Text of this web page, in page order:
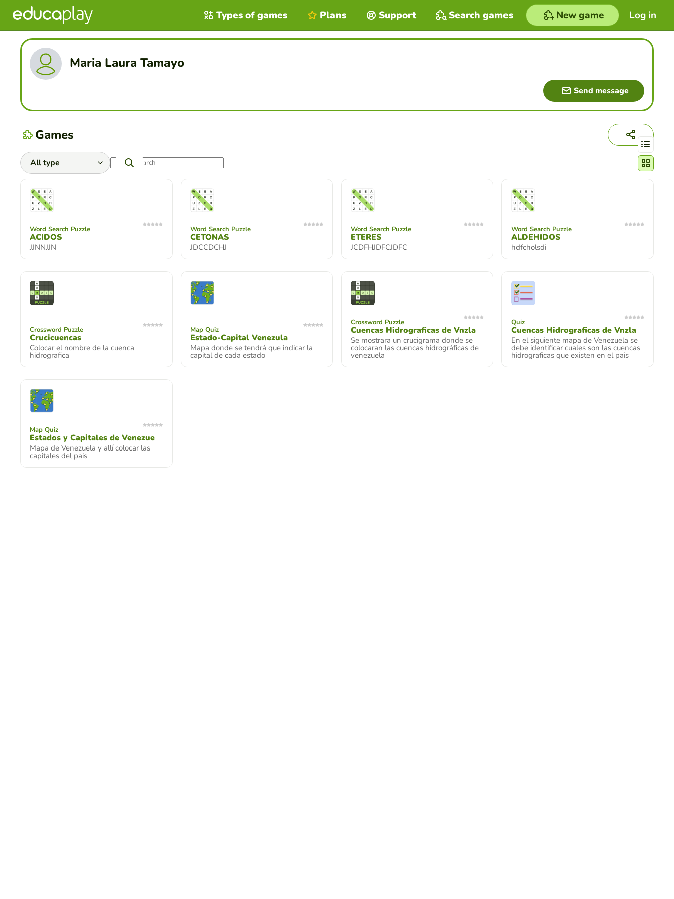
Log in
Types of games Plans Support Search games New game
Maria Laura Tamayo
Send message
Games Change
Word Search Puzzle
ACIDOS
JJNNJJN
Word Search Puzzle
CETONAS
JDCCDCHJ
Word Search Puzzle
ETERES
JCDFHJDFCJDFC
Word Search Puzzle
ALDEHIDOS
hdfcholsdi
Crossword Puzzle
Crucicuencas
Colocar el nombre de la cuenca
hidrografica
Map Quiz
Estado-Capital Venezula
Mapa donde se tendrá que indicar la
capital de cada estado
Crossword Puzzle
Cuencas Hidrograficas de Vnzla
Se mostrara un crucigrama donde se
colocaran las cuencas hidrográficas de
venezuela
Quiz
Cuencas Hidrograficas de Vnzla
En el siguiente mapa de Venezuela se
debe identificar cuales son las cuencas
hidrograficas que existen en el pais
Map Quiz
Estados y Capitales de Venezue
Mapa de Venezuela y allí colocar las
capitales del pais